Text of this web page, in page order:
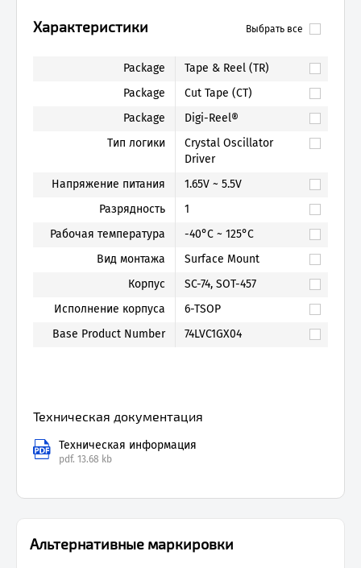
Выбрать все
Характеристики
Package
Tape & Reel (TR)
Package
Cut Tape (CT)
Package
Digi-Reel®
Тип логики
Crystal Oscillator
Driver
Напряжение питания
1.65V ~ 5.5V
Разрядность
1
Рабочая температура
-40°C ~ 125°C
Вид монтажа
Surface Mount
Корпус
SC-74, SOT-457
Исполнение корпуса
6-TSOP
Base Product Number
74LVC1GX04
Техническая документация
Техническая информация
pdf. 13.68 kb
Альтернативные маркировки